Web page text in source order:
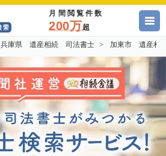
月間閲覧件数
200万超
兵庫県 遺産相続 司法書士 加東市 遺産相